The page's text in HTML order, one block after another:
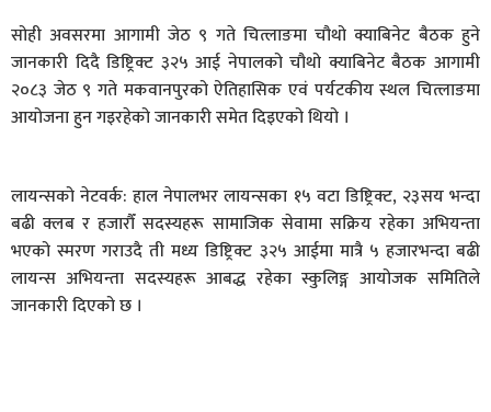
सोही अवसरमा ​आगामी जेठ ९ गते चित्लाङमा चौथो क्याबिनेट बैठक हुने
जानकारी दिदै डिष्ट्रिक्ट ३२५ आई नेपालको चौथो क्याबिनेट बैठक आगामी
२०८३ जेठ ९ गते मकवानपुरको ऐतिहासिक एवं पर्यटकीय स्थल चित्लाङमा
आयोजना हुन गइरहेको जानकारी समेत दिइएको थियो ।
​लायन्सको नेटवर्क: हाल नेपालभर लायन्सका १५ वटा डिष्ट्रिक्ट, २३सय भन्दा
बढी क्लब र हजारौँ सदस्यहरू सामाजिक सेवामा सक्रिय रहेका अभियन्ता
भएको स्मरण गराउदै ती मध्य डिष्ट्रिक्ट ३२५ आईमा मात्रै ५ हजारभन्दा बढी
लायन्स अभियन्ता सदस्यहरू आबद्ध रहेका स्कुलिङ्ग आयोजक समितिले
जानकारी दिएको छ ।